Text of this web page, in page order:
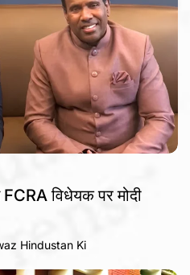
FCRA विधेयक पर मोदी
Hindustan Ki